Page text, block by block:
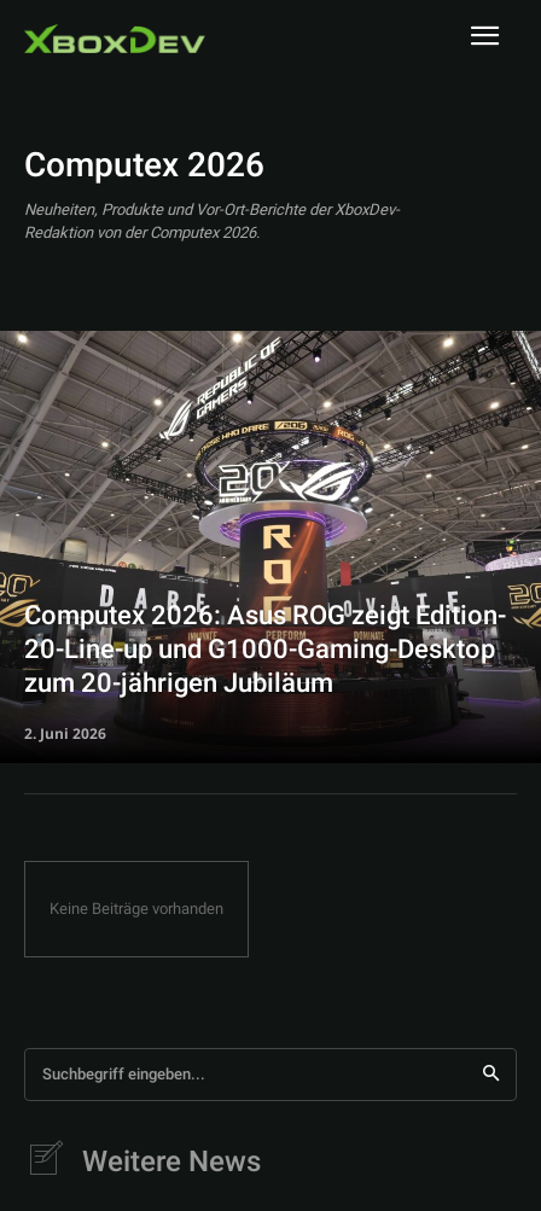
Computex 2026
Neuheiten, Produkte und Vor-Ort-Berichte der XboxDev-
Redaktion von der Computex 2026.
Computex 2026: Asus ROG zeigt Edition-
20-Line-up und G1000-Gaming-Desktop
zum 20-jährigen Jubiläum
2. Juni 2026
Keine Beiträge vorhanden
Suchbegriff eingeben...
Weitere News